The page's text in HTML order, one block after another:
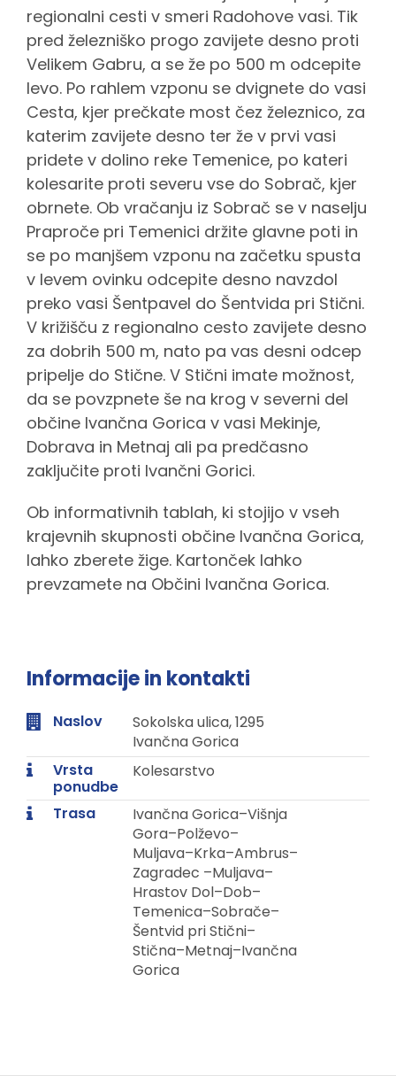
regionalni cesti v smeri Radohove vasi. Tik
pred železniško progo zavijete desno proti
Velikem Gabru, a se že po 500 m odcepite
levo. Po rahlem vzponu se dvignete do vasi
Cesta, kjer prečkate most čez železnico, za
katerim zavijete desno ter že v prvi vasi
pridete v dolino reke Temenice, po kateri
kolesarite proti severu vse do Sobrač, kjer
obrnete. Ob vračanju iz Sobrač se v naselju
Praproče pri Temenici držite glavne poti in
se po manjšem vzponu na začetku spusta
v levem ovinku odcepite desno navzdol
preko vasi Šentpavel do Šentvida pri Stični.
V križišču z regionalno cesto zavijete desno
za dobrih 500 m, nato pa vas desni odcep
pripelje do Stične. V Stični imate možnost,
da se povzpnete še na krog v severni del
občine Ivančna Gorica v vasi Mekinje,
Dobrava in Metnaj ali pa predčasno
zaključite proti Ivančni Gorici.
Ob informativnih tablah, ki stojijo v vseh
krajevnih skupnosti občine Ivančna Gorica,
lahko zberete žige. Kartonček lahko
prevzamete na Občini Ivančna Gorica.
Informacije in kontakti
Naslov
Sokolska ulica, 1295
Ivančna Gorica
Vrsta
ponudbe
Kolesarstvo
Trasa
Ivančna Gorica–Višnja
Gora–Polževo–
Muljava–Krka–Ambrus–
Zagradec –Muljava–
Hrastov Dol–Dob–
Temenica–Sobrače–
Šentvid pri Stični–
Stična–Metnaj–Ivančna
Gorica